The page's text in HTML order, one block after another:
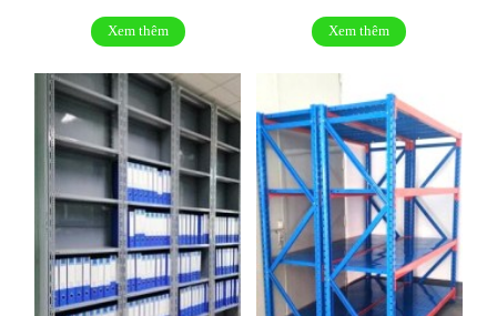
Xem thêm Xem thêm